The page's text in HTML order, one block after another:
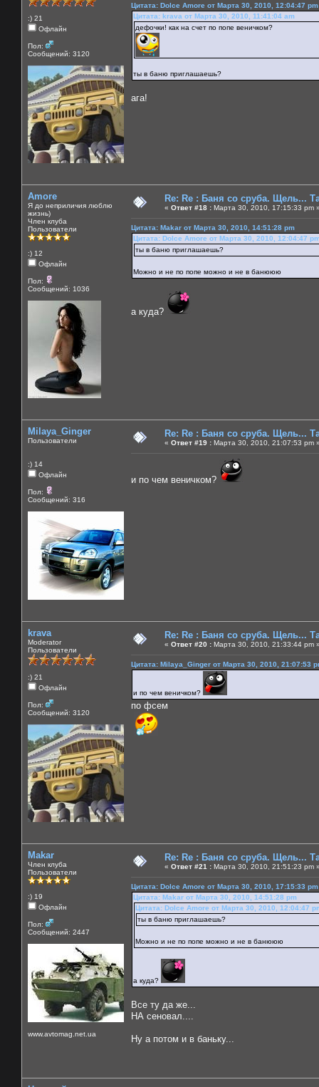
:) 21
Офлайн
Пол:
Сообщений: 3120
Цитата: Dolce Amore от Марта 30, 2010, 12:04:47 pm
Цитата: krava от Марта 30, 2010, 11:41:04 am
дефочки! как на счет по попе веничком?
ты в баню приглашаешь?
ага!
Amore
Я до неприличия люблю
жизнь)
Член клуба
Пользователи
:) 12
Офлайн
Пол:
Сообщений: 1036
Re: Re : Баня со сруба. Щель...
« Ответ #18 : Марта 30, 2010, 17:15:33 pm
Цитата: Makar от Марта 30, 2010, 14:51:28 pm
Цитата: Dolce Amore от Марта 30, 2010, 12:04:47
ты в баню приглашаешь?
Можно и не по попе можно и не в банююю
а куда?
Milaya_Ginger
Пользователи
:) 14
Офлайн
Пол:
Сообщений: 316
Re: Re : Баня со сруба. Щель...
« Ответ #19 : Марта 30, 2010, 21:07:53 pm
и по чем веничком?
krava
Moderator
Пользователи
:) 21
Офлайн
Пол:
Сообщений: 3120
Re: Re : Баня со сруба. Щель...
« Ответ #20 : Марта 30, 2010, 21:33:44 pm
Цитата: Milaya_Ginger от Марта 30, 2010, 21:07:53
и по чем веничком?
по фсем
Makar
Член клуба
Пользователи
:) 19
Офлайн
Пол:
Сообщений: 2447
www.avtomag.net.ua
Re: Re : Баня со сруба. Щель...
« Ответ #21 : Марта 30, 2010, 21:51:23 pm
Цитата: Dolce Amore от Марта 30, 2010, 17:15:33 pm
Цитата: Makar от Марта 30, 2010, 14:51:28 pm
Цитата: Dolce Amore от Марта 30, 2010, 12:04:47
ты в баню приглашаешь?
Можно и не по попе можно и не в банююю
а куда?
Все ту да же...
НА сеновал....
Ну а потом и в баньку...